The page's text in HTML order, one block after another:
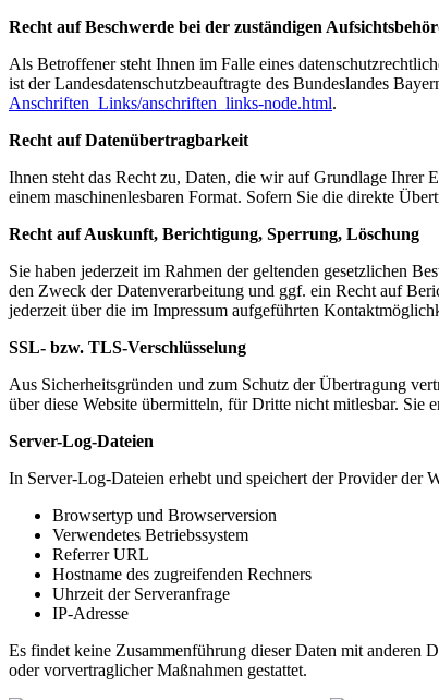
Recht auf Beschwerde bei der zuständigen
Als Betroffener steht Ihnen im Falle eines
ist der Landesdatenschutzbeauftragte des Bundeslandes
Anschriften_Links/anschriften_links-node.html.
Recht auf Datenübertragbarkeit
Ihnen steht das Recht zu, Daten, die wir auf Grundlage Ihrer
einem maschinenlesbaren Format. Sofern Sie die direkte
Recht auf Auskunft, Berichtigung, Sperrung, Löschung
Sie haben jederzeit im Rahmen der geltenden gesetzlichen
den Zweck der Datenverarbeitung und ggf. ein Recht auf
jederzeit über die im Impressum aufgeführten
SSL- bzw. TLS-Verschlüsselung
Aus Sicherheitsgründen und zum Schutz der Übertragung
über diese Website übermitteln, für Dritte nicht mitlesbar. Sie
Server-Log-Dateien
In Server-Log-Dateien erhebt und speichert der Provider der
Browsertyp und Browserversion
Verwendetes Betriebssystem
Referrer URL
Hostname des zugreifenden Rechners
Uhrzeit der Serveranfrage
IP-Adresse
Es findet keine Zusammenführung dieser Daten mit
oder vorvertraglicher Maßnahmen gestattet.